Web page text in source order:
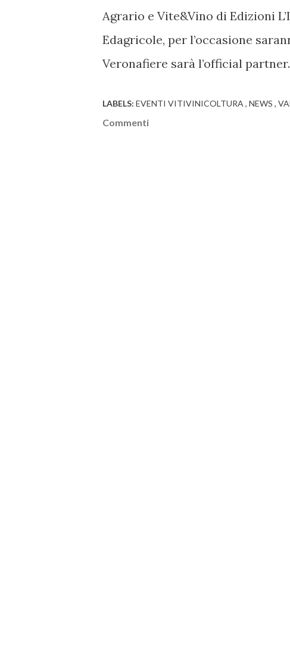
Agrario e Vite&Vino di Edizioni
Edagricole, per l’occasione
Veronafiere sarà l’official partner.
LABELS: EVENTI VITIVINICOLTURA NEWS
Commenti